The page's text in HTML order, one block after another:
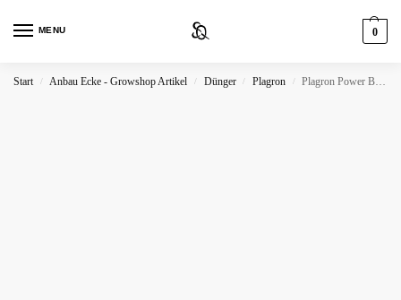
MENU 0
Start / Anbau Ecke - Growshop Artikel / Dünger / Plagron / Plagron Power Buds